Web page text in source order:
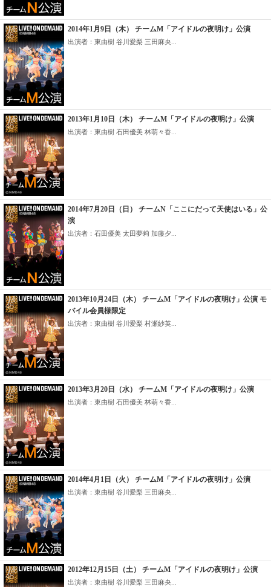
2014年1月9日（木） チームM「アイドルの夜明け」公演
出演者：東由樹 谷川愛梨 三田麻央...
2013年1月10日（木） チームM「アイドルの夜明け」公演
出演者：東由樹 石田優美 林萌々香...
2014年7月20日（日） チームN「ここにだって天使はいる」公
演
出演者：石田優美 太田夢莉 加藤夕...
2013年10月24日（木） チームM「アイドルの夜明け」公演 モ
バイル会員様限定
出演者：東由樹 谷川愛梨 村瀬紗英...
2013年3月20日（水） チームM「アイドルの夜明け」公演
出演者：東由樹 石田優美 林萌々香...
2014年4月1日（火） チームM「アイドルの夜明け」公演
出演者：東由樹 谷川愛梨 三田麻央...
2012年12月15日（土） チームM「アイドルの夜明け」公演
出演者：東由樹 谷川愛梨 三田麻央...